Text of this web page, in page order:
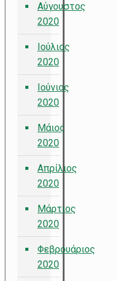
Αύγουστος
2020
Ιούλιος
2020
Ιούνιος
2020
Μάιος
2020
Απρίλιος
2020
Μάρτιος
2020
Φεβρουάριος
2020